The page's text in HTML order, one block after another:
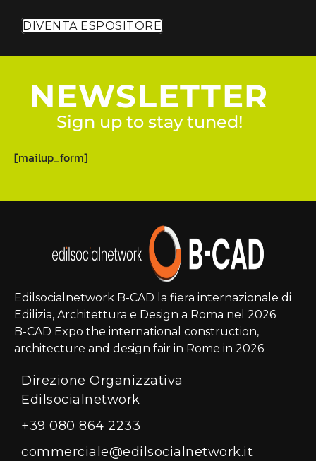
DIVENTA ESPOSITORE
NEWSLETTER
Sign up to stay tuned!
[mailup_form]
Edilsocialnetwork B-CAD la fiera internazionale di
Edilizia, Architettura e Design a Roma nel 2026
B-CAD Expo the international construction,
architecture and design fair in Rome in 2026
Direzione Organizzativa
Edilsocialnetwork
+39 080 864 2233
commerciale@edilsocialnetwork.it